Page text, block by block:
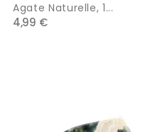
Agate Naturelle, 1...
4,99 €